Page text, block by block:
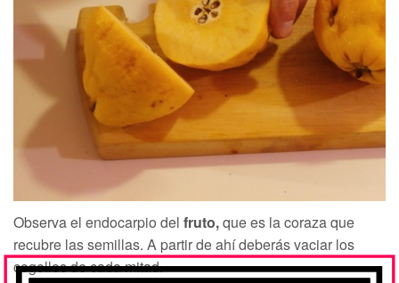
Observa el endocarpio del fruto,que es la coraza que
recubre las semillas. A partir de ahí deberás vaciar los
cogollos de cada mitad.